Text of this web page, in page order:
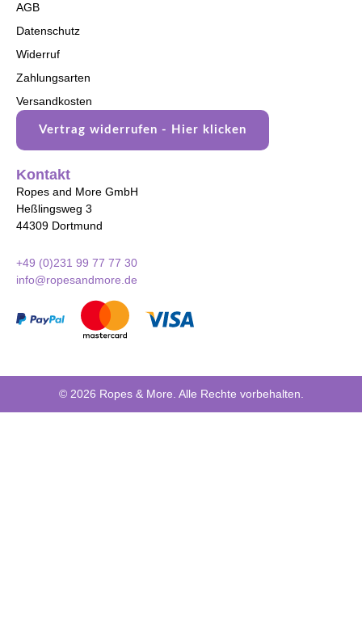
AGB
Datenschutz
Widerruf
Zahlungsarten
Versandkosten
Vertrag widerrufen - Hier klicken
Kontakt
Ropes and More GmbH
Heßlingsweg 3
44309 Dortmund
+49 (0)231 99 77 77 30
info@ropesandmore.de
© 2026 Ropes & More. Alle Rechte vorbehalten.